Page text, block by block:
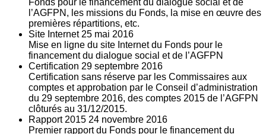
Fonds pour le financement du dialogue social et de
l’AGFPN, les missions du Fonds, la mise en œuvre des
premières répartitions, etc.
Site Internet 25 mai 2016
Mise en ligne du site Internet du Fonds pour le
financement du dialogue social et de l’AGFPN
Certification 29 septembre 2016
Certification sans réserve par les Commissaires aux
comptes et approbation par le Conseil d’administration
du 29 septembre 2016, des comptes 2015 de l’AGFPN
clôturés au 31/12/2015.
Rapport 2015 24 novembre 2016
Premier rapport du Fonds pour le financement du